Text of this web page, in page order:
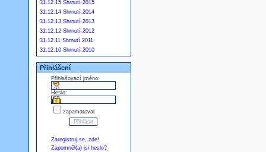
31.12.15 Shrnutí 2015
31.12.14 Shrnutí 2014
31.12.13 Shrnutí 2013
31.12.12 Shrnutí 2012
31.12.11 Shrnutí 2011
31.12.10 Shrnutí 2010
Přihlášení
Přihlašovací jméno:
Heslo:
zapamatovat
Zaregistruj se, zde!
Zapomněl(a) jsi heslo?